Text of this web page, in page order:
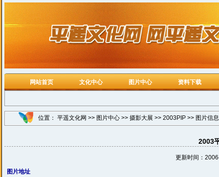
网站首页 文化中心 图片中心 资料下载
位置： 平遥文化网 >> 图片中心 >> 摄影大展 >> 2003PIP >> 图片信息
2003
更新时间：
图片地址